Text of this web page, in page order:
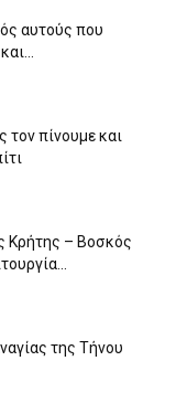
αυτούς που
πίνουμε και
Κρήτης – Βοσκός
της Τήνου